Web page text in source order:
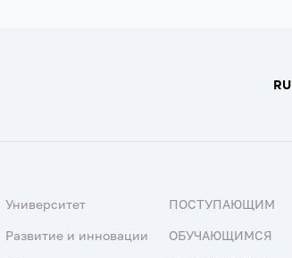
RU
Университет
Развитие и инновации
ПОСТУПАЮЩИМ
ОБУЧАЮЩИМСЯ